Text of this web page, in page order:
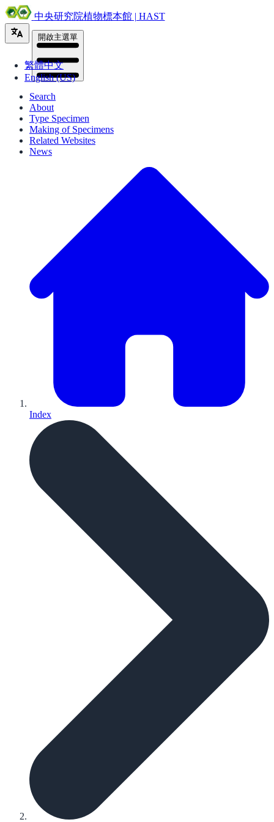
中央研究院植物標本館 | HAST
繁體中文
English (US)
開啟主選單
Search
About
Type Specimen
Making of Specimens
Related Websites
News
Index